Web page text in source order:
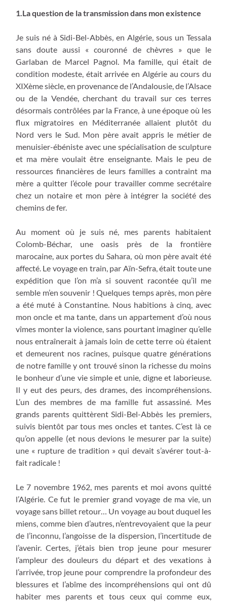
1.La question de la transmission dans mon existence
Je suis né à Sidi-Bel-Abbès, en Algérie, sous un Tessala
sans doute aussi « couronné de chèvres » que le
Garlaban de Marcel Pagnol. Ma famille, qui était de
condition modeste, était arrivée en Algérie au cours du
XIXème siècle, en provenance de l’Andalousie, de l’Alsace
ou de la Vendée, cherchant du travail sur ces terres
désormais contrôlées par la France, à une époque où les
flux migratoires en Méditerranée allaient plutôt du
Nord vers le Sud. Mon père avait appris le métier de
menuisier-ébéniste avec une spécialisation de sculpture
et ma mère voulait être enseignante. Mais le peu de
ressources financières de leurs familles a contraint ma
mère a quitter l’école pour travailler comme secrétaire
chez un notaire et mon père à intégrer la société des
chemins de fer.
Au moment où je suis né, mes parents habitaient
Colomb-Béchar, une oasis près de la frontière
marocaine, aux portes du Sahara, où mon père avait été
affecté. Le voyage en train, par Aïn-Sefra, était toute une
expédition que l’on m’a si souvent racontée qu’il me
semble m’en souvenir ! Quelques temps après, mon père
a été muté à Constantine. Nous habitions à cinq, avec
mon oncle et ma tante, dans un appartement d’où nous
vîmes monter la violence, sans pourtant imaginer qu’elle
nous entraînerait à jamais loin de cette terre où étaient
et demeurent nos racines, puisque quatre générations
de notre famille y ont trouvé sinon la richesse du moins
le bonheur d’une vie simple et unie, digne et laborieuse.
Il y eut des peurs, des drames, des incompréhensions.
L’un des membres de ma famille fut assassiné. Mes
grands parents quittèrent Sidi-Bel-Abbès les premiers,
suivis bientôt par tous mes oncles et tantes. C’est là ce
qu’on appelle (et nous devions le mesurer par la suite)
une « rupture de tradition » qui devait s’avérer tout-à-
fait radicale !
Le 7 novembre 1962, mes parents et moi avons quitté
l’Algérie. Ce fut le premier grand voyage de ma vie, un
voyage sans billet retour… Un voyage au bout duquel les
miens, comme bien d’autres, n’entrevoyaient que la peur
de l’inconnu, l’angoisse de la dispersion, l’incertitude de
l’avenir. Certes, j’étais bien trop jeune pour mesurer
l’ampleur des douleurs du départ et des vexations à
l’arrivée, trop jeune pour comprendre la profondeur des
blessures et l’abîme des incompréhensions qui ont dû
habiter mes parents et tous ceux qui comme eux,